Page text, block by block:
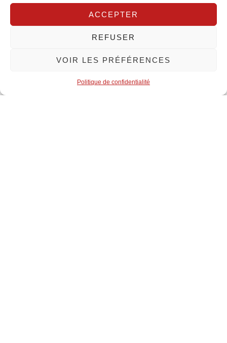
ACCEPTER
REFUSER
VOIR LES PRÉFÉRENCES
Politique de confidentialité
s'établit autour de 28,53 € pour tous profils